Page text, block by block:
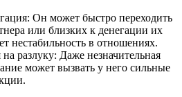
Он может быстро переходить
или близких к денегации их
нестабильность в отношениях.
разлуку: Даже незначительная
может вызвать у него сильные